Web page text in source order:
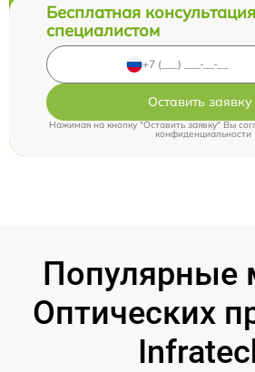
Бесплатная
специалистом
Оставить заявку
Нажимая на кнопку "Оставить заявку" Вы
конфиденциальности
Популярные
Оптических